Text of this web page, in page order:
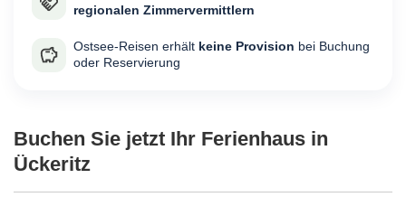
regionalen Zimmervermittlern
Ostsee-Reisen erhält keine Provision bei Buchung
oder Reservierung
Buchen Sie jetzt Ihr Ferienhaus in
Ückeritz